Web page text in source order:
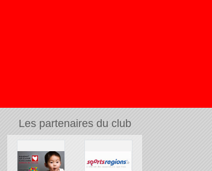
Les partenaires du club